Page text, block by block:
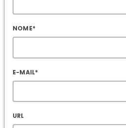
NOME*
E-MAIL*
URL